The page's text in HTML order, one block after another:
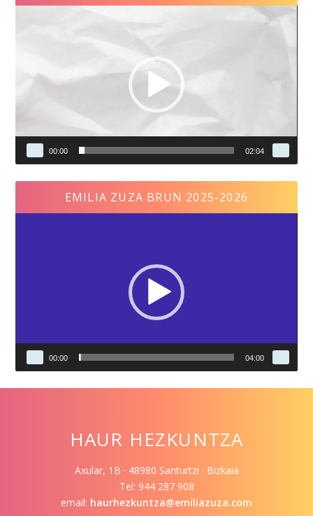
00:00 02:04
EMILIA ZUZA BRUN 2025-2026
00:00 04:00
HAUR HEZKUNTZA
Axular, 1B · 48980 Santurtzi · Bizkaia
Tel: 944 287 908
email: haurhezkuntza@emiliazuza.com